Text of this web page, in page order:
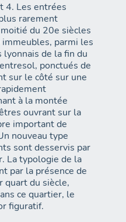
trois dents de
des. 18) et
en alignement
traversants, tout
Seules 2 cités
12 immeubles),
regroupés
exceptionnel (72-
Ravat, fig. 51).
dizaine se
dehors des
L'occupation
(8, 14 cours
de cours
réfléchies ont
4. Les entrées
rarement
du 20e siècles
de la fin du
ponctués de
sur le côté sur une
à la montée
ouvrant sur la
important de
nouveau type
sont desservis par
par la présence de
quart du siècle,
figuratif.